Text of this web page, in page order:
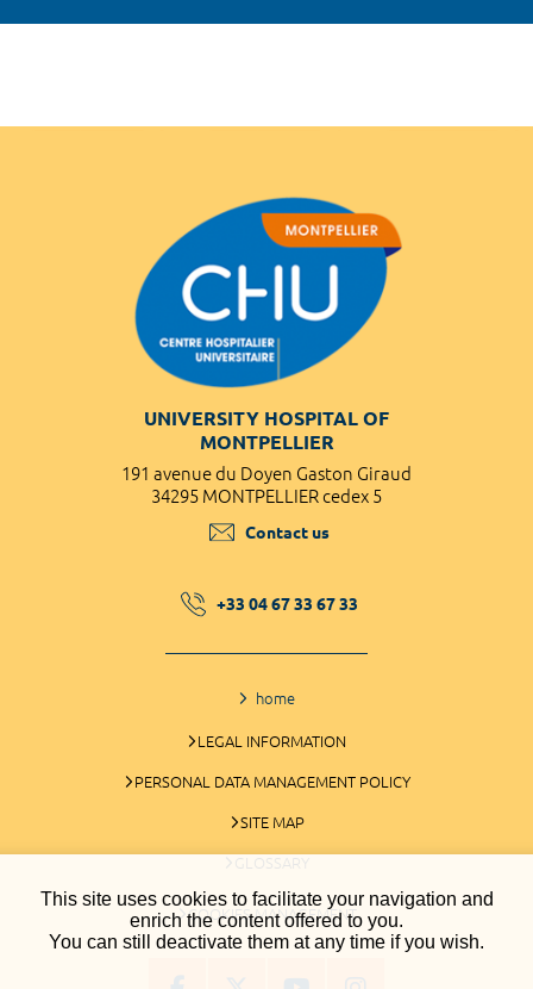
This site uses cookies to facilitate your navigation and
enrich the content offered to you.
You can still deactivate them at any time if you wish.
UNIVERSITY HOSPITAL OF
MONTPELLIER
191 avenue du Doyen Gaston Giraud
34295 MONTPELLIER cedex 5
Contact us
+33 04 67 33 67 33
home
LEGAL INFORMATION
PERSONAL DATA MANAGEMENT POLICY
SITE MAP
GLOSSARY
COOKIES MANAGEMENT